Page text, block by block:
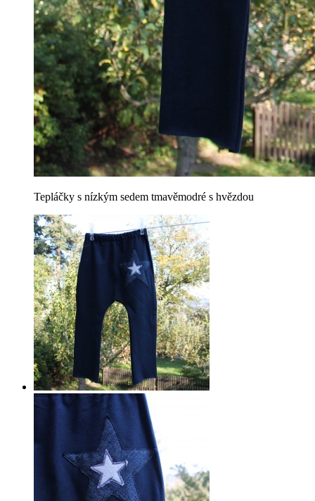
Tepláčky s nízkým sedem tmavěmodré s hvězdou